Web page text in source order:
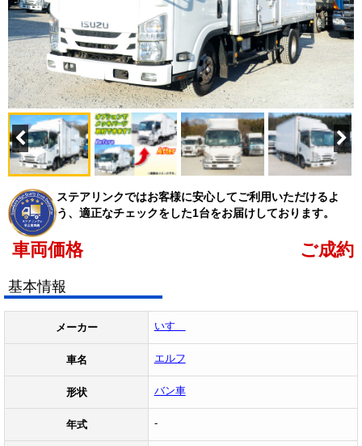
ステアリンクではお客様に安心してご利用いただけるよ
う、適正なチェックをした1台をお届けしております。
車両価格 ご成約
基本情報
メーカー いすゞ
車名 エルフ
形状 バン車
年式 -